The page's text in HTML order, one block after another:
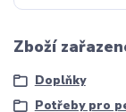
Zboží
Doplňky
Potřeby pro